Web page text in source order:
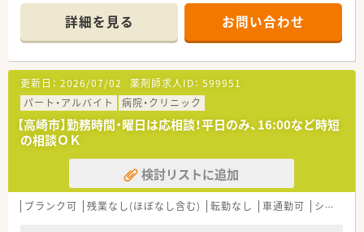
型療養病棟や
医療保険型療養病棟、デイケアセンターを開設しています。
■自分の大切な人をいつまでも思いやる気持ちを患者さんにも
同じ様にそそいでくれる、そんな方をお待ちしております。
詳細を見る お問い合わせ
更新日： 2026/07/02 薬剤師求人ID： 599951
パート・アルバイト
病院・クリニック
【高崎市】勤務時間・曜日は応相談！平日のみ、16:00など時短
の相談ＯＫ
検討リストに追加
ブランク可 残業なし(ほぼなし含む) 転勤なし 車通勤可 シフト制